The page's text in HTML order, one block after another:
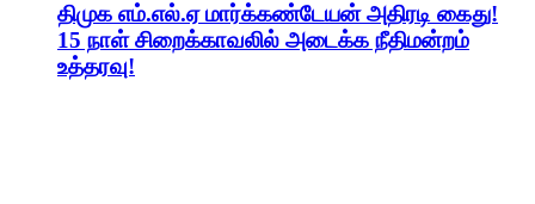
திமுக எம்.எல்.ஏ மார்க்கண்டேயன் அதிரடி கைது!
15 நாள் சிறைக்காவலில் அடைக்க நீதிமன்றம்
உத்தரவு!